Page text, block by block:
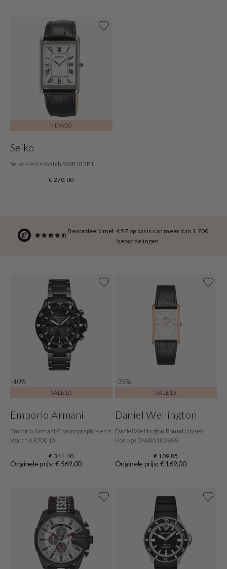
Beoordeeld met 4,57 op basis van meer dan 1.700
beoordelingen
NEW20
Seiko
Seiko Men's Watch SWR103P1
€ 270,00
-40%
SALE10
Emporio Armani
Emporio Armani Chronograph Men's
Watch AR70010
€ 341,40
Originele prijs: € 569,00
-35%
SALE10
Daniel Wellington
Daniel Wellington Bound Unisex
Horloge DW00100698
€ 109,85
Originele prijs: € 169,00